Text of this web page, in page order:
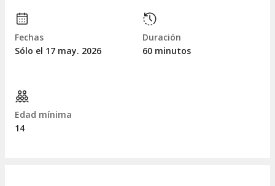
Fechas
Sólo el 17 may. 2026
Duración
60 minutos
Edad mínima
14